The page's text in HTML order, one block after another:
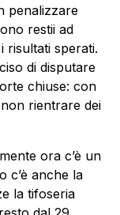
penalizzare
restii ad
risultati sperati.
di disputare
chiuse: con
rientrare dei
ora c’è un
c’è anche la
la tifoseria